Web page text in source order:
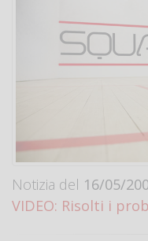
Notizia del 16/05/
VIDEO: Risolti i